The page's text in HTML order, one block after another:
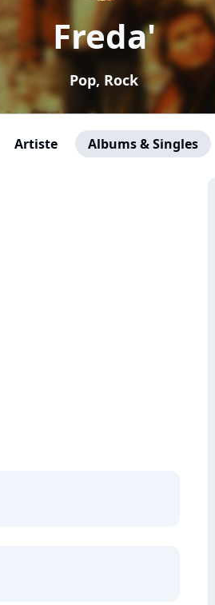
Freda'
Pop, Rock
Artiste Albums & Singles